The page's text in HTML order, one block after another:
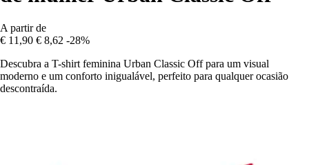
A partir de
€ 11,90 € 8,62 -28%
Descubra a T-shirt feminina Urban Classic Off para um visual
moderno e um conforto inigualável, perfeito para qualquer ocasião
descontraída.